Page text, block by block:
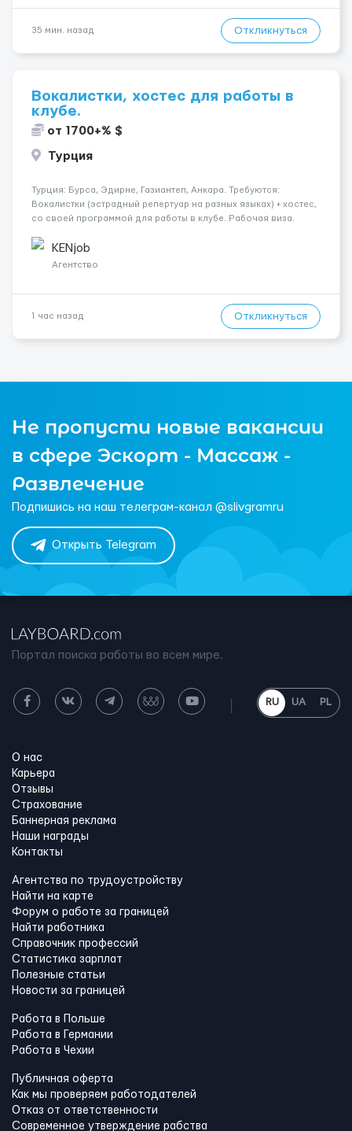
35 мин. назад Откликнуться
Вокалистки, хостес для работы в
клубе.
от 1700+% $
Турция
Турция: Бурса, Эдирне, Газиантеп, Анкара. Требуются:
Вокалистки (эстрадный репертуар на разных языках) + хостеc,
со своей программой для работы в клубе. Рабочая виза.
одного до трех месяцев. Мед. страховка. Высокая зарплат...
KENjob
Агентство
1 час назад Откликнуться
Не пропусти новые вакансии
в сфере Эскорт - Массаж -
Развлечение
Подпишись на наш телеграм-канал @slivgramru
Открыть Telegram
Портал поиска работы во всем мире.
RU UA PL
О нас
Карьера
Отзывы
Страхование
Баннерная реклама
Наши награды
Контакты
Агентства по трудоустройству
Найти на карте
Форум о работе за границей
Найти работника
Справочник профессий
Статистика зарплат
Полезные статьи
Новости за границей
Работа в Польше
Работа в Германии
Работа в Чехии
Публичная оферта
Как мы проверяем работодателей
Отказ от ответственности
Современное утверждение рабства